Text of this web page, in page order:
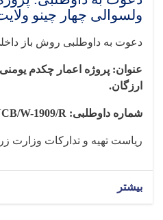
ولسوالی چهار چینو
دعوت به داوطلبی روش باز
عنوان: پروژه اعمار چکدم
ارزگان.
شماره داوطلبی: W-1909/R
ریاست تهیه و تدارکات وزارت
بیشتر